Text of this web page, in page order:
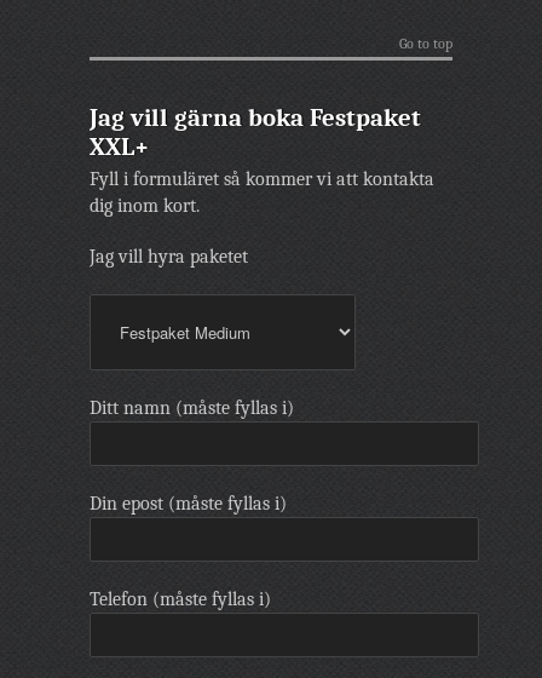
Go to top
Jag vill gärna boka Festpaket
XXL+
Fyll i formuläret så kommer vi att kontakta
dig inom kort.
Jag vill hyra paketet
Ditt namn (måste fyllas i)
Din epost (måste fyllas i)
Telefon (måste fyllas i)